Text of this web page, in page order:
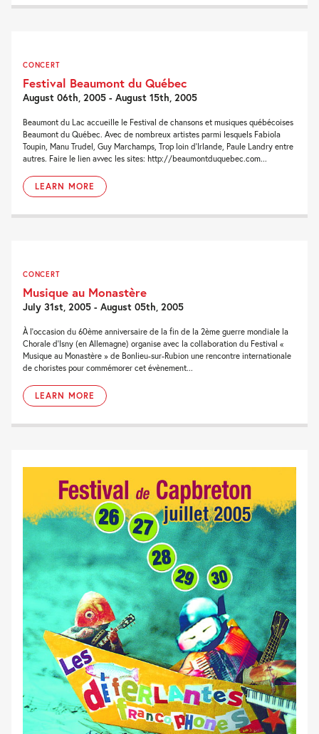
CONCERT
Festival Beaumont du Québec
August 06th, 2005 - August 15th, 2005
Beaumont du Lac accueille le Festival de chansons et musiques québécoises
Beaumont du Québec. Avec de nombreux artistes parmi lesquels Fabiola
Toupin, Manu Trudel, Guy Marchamps, Trop loin d'Irlande, Paule Landry entre
autres. Faire le lien avvec les sites: http://beaumontduquebec.com...
LEARN MORE
CONCERT
Musique au Monastère
July 31st, 2005 - August 05th, 2005
À l’occasion du 60ème anniversaire de la fin de la 2ème guerre mondiale la
Chorale d’Isny (en Allemagne) organise avec la collaboration du Festival «
Musique au Monastère » de Bonlieu-sur-Rubion une rencontre internationale
de choristes pour commémorer cet évènement...
LEARN MORE